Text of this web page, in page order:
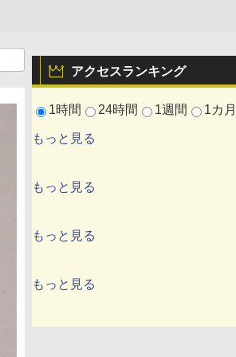
アクセスランキング
1時間 24時間 1週間 1カ月
もっと見る
もっと見る
もっと見る
もっと見る